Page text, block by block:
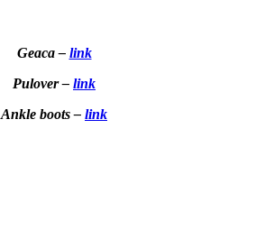
Geaca – link
Pulover – link
Ankle boots – link